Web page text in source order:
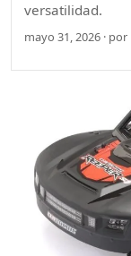
versatilidad.
mayo 31, 2026 ·